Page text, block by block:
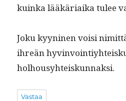
kuin­ka lääkäri­ai­ka tulee
Joku kyyni­nen voisi
ihreän
holhousyhteiskunnaksi.
Vastaa